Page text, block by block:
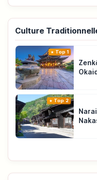
Culture
Top 1
Top 2